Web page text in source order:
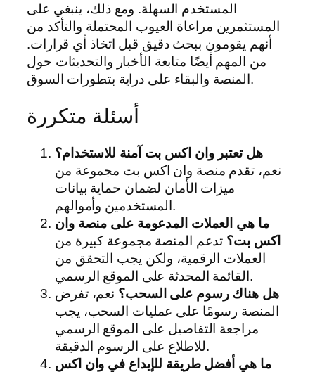
المستخدم السهلة. ومع ذلك، ينبغي على
المستثمرين مراعاة العيوب المحتملة والتأكد من
أنهم يقومون ببحث دقيق قبل اتخاذ أي قرارات.
من المهم أيضًا متابعة الأخبار والتحديثات حول
المنصة والبقاء على دراية بتطورات السوق.
أسئلة متكررة
هل تعتبر وان اكس بت آمنة للاستخدام؟
نعم، تقدم منصة وان اكس بت مجموعة من
ميزات الأمان لضمان حماية بيانات
المستخدمين وأموالهم.
ما هي العملات المدعومة على منصة وان
اكس بت؟ تدعم المنصة مجموعة كبيرة من
العملات الرقمية، ولكن يجب التحقق من
القائمة المحدثة على الموقع الرسمي.
هل هناك رسوم على السحب؟ نعم، تفرض
المنصة رسومًا على عمليات السحب، يجب
مراجعة التفاصيل على الموقع الرسمي
للاطلاع على الرسوم الدقيقة.
ما هي أفضل طريقة للإيداع في وان اكس